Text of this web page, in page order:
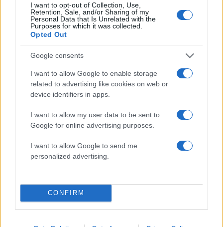
I want to opt-out of Collection, Use,
Retention, Sale, and/or Sharing of my
Personal Data that Is Unrelated with the
Purposes for which it was collected.
Opted Out
Google consents
I want to allow Google to enable storage
related to advertising like cookies on web or
device identifiers in apps.
I want to allow my user data to be sent to
Google for online advertising purposes.
I want to allow Google to send me
personalized advertising.
CONFIRM
Αν τα χάσατε
Στην ανακρίτρια η
Τροχαίο στις